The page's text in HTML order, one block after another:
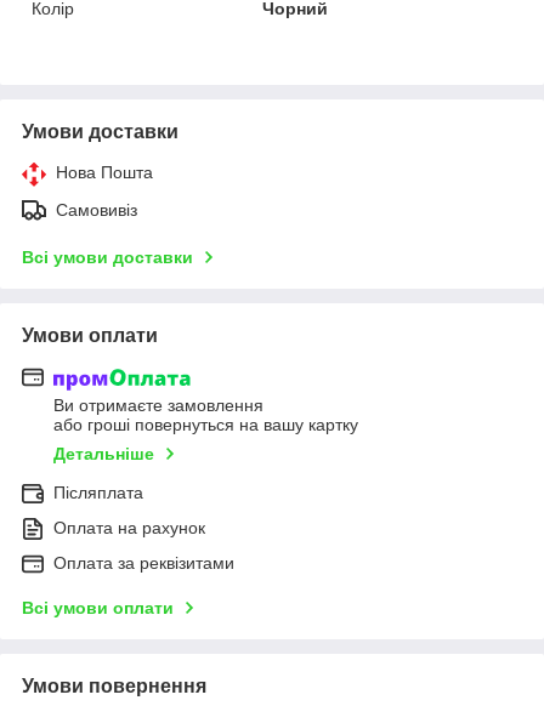
Колір
Чорний
Умови доставки
Нова Пошта
Самовивіз
Всі умови доставки
Умови оплати
Ви отримаєте замовлення
або гроші повернуться на вашу картку
Детальніше
Післяплата
Оплата на рахунок
Оплата за реквізитами
Всі умови оплати
Умови повернення